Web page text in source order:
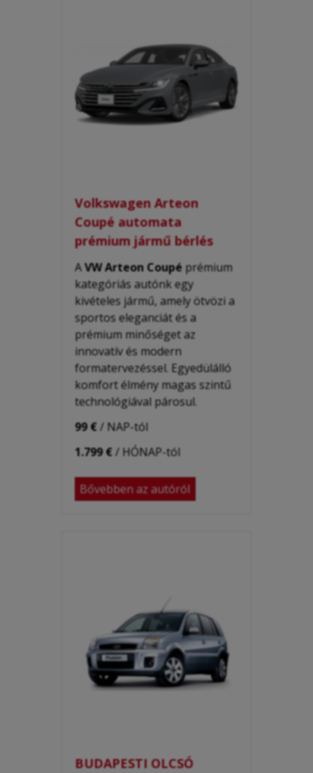
Volkswagen Arteon
Coupé automata
prémium jármű bérlés
AVW ArteonCoupé prémium
kategóriásautónk egy
kivételes jármű, amely ötvözi a
sportos eleganciát és a
prémium minőséget az
innovatív és modern
formatervezéssel. Egyedülálló
komfort élmény magas szintű
technológiával párosul.
99 €/ NAP-tól
1.799 €/ HÓNAP-tól
Bővebben az autóról
BUDAPESTI OLCSÓ